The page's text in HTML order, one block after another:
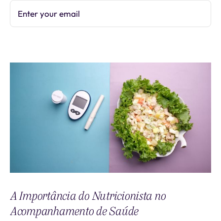
Enter your email
A Importância do Nutricionista no
Acompanhamento de Saúde